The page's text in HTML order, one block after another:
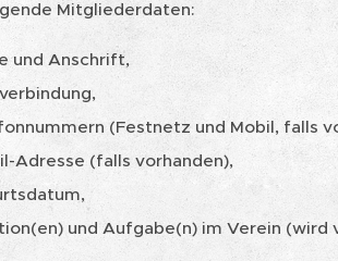
Mitgliederdaten:
und Anschrift,
(Festnetz und Mobil, falls
Adresse (falls vorhanden),
und Aufgabe(n) im Verein